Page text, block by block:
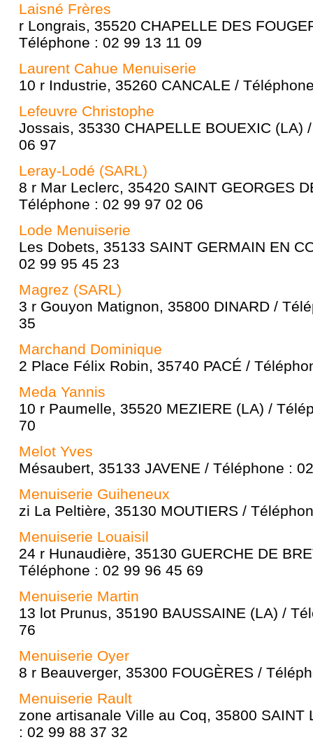
Laisné Frères
r Longrais, 35520 CHAPELLE DES
Téléphone : 02 99 13 11 09
Laurent Cahue Menuiserie
10 r Industrie, 35260 CANCALE /
Lefeuvre Christophe
Jossais, 35330 CHAPELLE BOUEXIC (LA)
06 97
Leray-Lodé (SARL)
8 r Mar Leclerc, 35420 SAINT GEORGES
Téléphone : 02 99 97 02 06
Lode Menuiserie
Les Dobets, 35133 SAINT GERMAIN EN
02 99 95 45 23
Magrez (SARL)
3 r Gouyon Matignon, 35800 DINARD /
35
Marchand Dominique
2 Place Félix Robin, 35740 PACÉ /
Meda Yannis
10 r Paumelle, 35520 MEZIERE (LA) /
70
Melot Yves
Mésaubert, 35133 JAVENE / Téléphone :
Menuiserie Guiheneux
zi La Peltière, 35130 MOUTIERS /
Menuiserie Louaisil
24 r Hunaudière, 35130 GUERCHE DE
Téléphone : 02 99 96 45 69
Menuiserie Martin
13 lot Prunus, 35190 BAUSSAINE (LA) /
76
Menuiserie Oyer
8 r Beauverger, 35300 FOUGÈRES /
Menuiserie Rault
zone artisanale Ville au Coq, 35800 SAINT
: 02 99 88 37 32